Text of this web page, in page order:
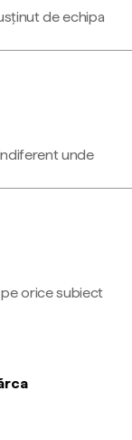
de echipa
unde
orice subiect